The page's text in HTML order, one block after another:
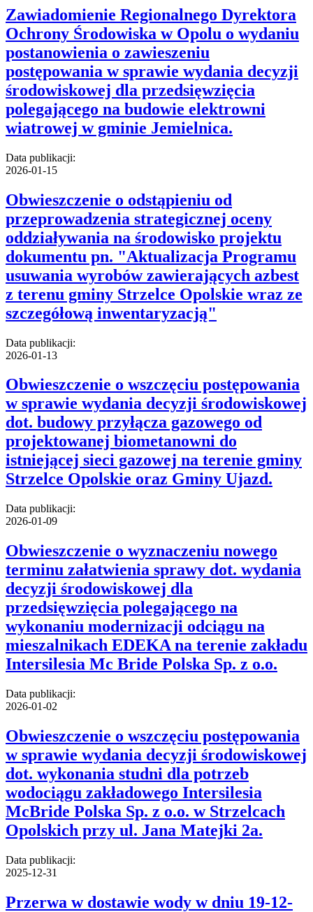
Zawiadomienie Regionalnego Dyrektora
Ochrony Środowiska w Opolu o wydaniu
postanowienia o zawieszeniu
postępowania w sprawie wydania decyzji
środowiskowej dla przedsięwzięcia
polegającego na budowie elektrowni
wiatrowej w gminie Jemielnica.
Data publikacji:
2026-01-15
Obwieszczenie o odstąpieniu od
przeprowadzenia strategicznej oceny
oddziaływania na środowisko projektu
dokumentu pn. "Aktualizacja Programu
usuwania wyrobów zawierających azbest
z terenu gminy Strzelce Opolskie wraz ze
szczegółową inwentaryzacją"
Data publikacji:
2026-01-13
Obwieszczenie o wszczęciu postępowania
w sprawie wydania decyzji środowiskowej
dot. budowy przyłącza gazowego od
projektowanej biometanowni do
istniejącej sieci gazowej na terenie gminy
Strzelce Opolskie oraz Gminy Ujazd.
Data publikacji:
2026-01-09
Obwieszczenie o wyznaczeniu nowego
terminu załatwienia sprawy dot. wydania
decyzji środowiskowej dla
przedsięwzięcia polegającego na
wykonaniu modernizacji odciągu na
mieszalnikach EDEKA na terenie zakładu
Intersilesia Mc Bride Polska Sp. z o.o.
Data publikacji:
2026-01-02
Obwieszczenie o wszczęciu postępowania
w sprawie wydania decyzji środowiskowej
dot. wykonania studni dla potrzeb
wodociągu zakładowego Intersilesia
McBride Polska Sp. z o.o. w Strzelcach
Opolskich przy ul. Jana Matejki 2a.
Data publikacji:
2025-12-31
Przerwa w dostawie wody w dniu 19-12-